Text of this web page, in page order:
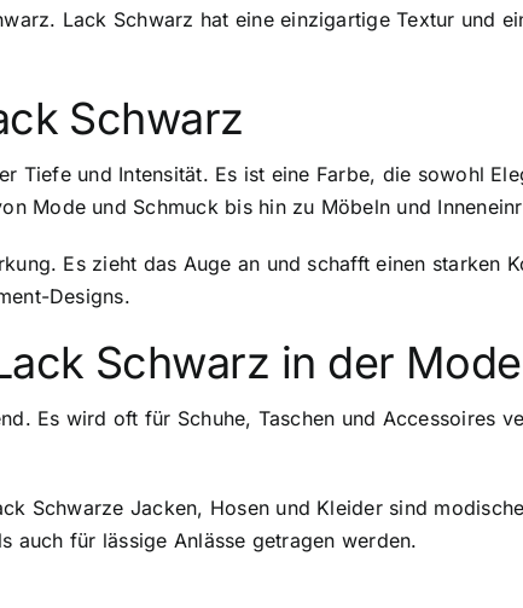
Lack Schwarz hat eine einzigartige Textur und
Schwarz
Tiefe und Intensität. Es ist eine Farbe, die sowohl
Mode und Schmuck bis hin zu Möbeln und
Es zieht das Auge an und schafft einen starken
Designs.
Schwarz in der Mode
Es wird oft für Schuhe, Taschen und Accessoires
Schwarze Jacken, Hosen und Kleider sind
auch für lässige Anlässe getragen werden.